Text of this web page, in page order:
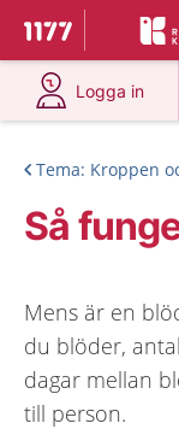
Till startsidan för
Du har
Logga in
på 1177.se
Tema: Kroppen
Så
Mens är en
du blöder,
dagar mellan
till person.